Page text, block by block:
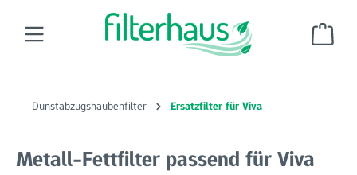
Zum Hauptinhalt springen
Dunstabzugshaubenfilter Ersatzfilter für Viva
Metall-Fettfilter passend für Viva